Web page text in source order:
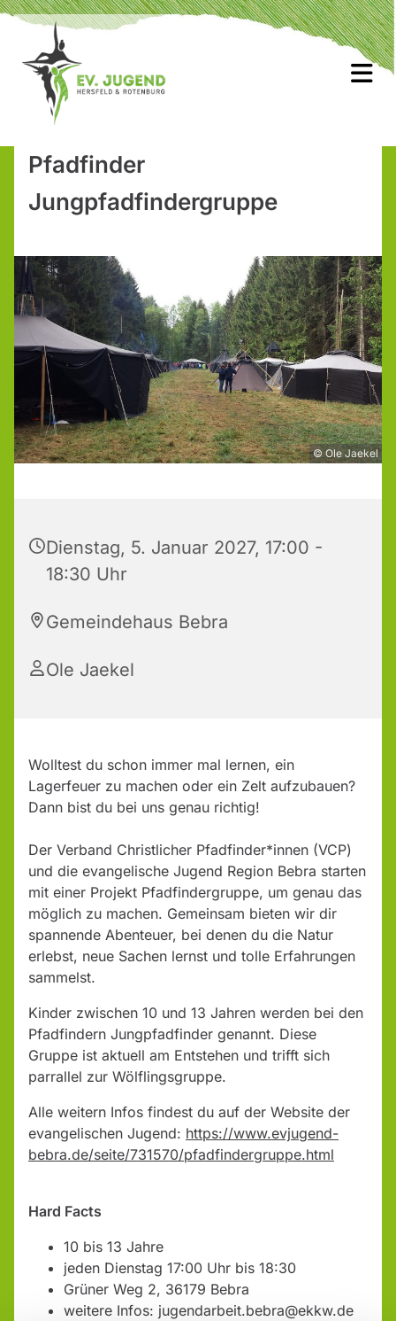
Pfadfinder
Jungpfadfindergruppe
© Ole Jaekel
Dienstag, 5. Januar 2027, 17:00 -
18:30 Uhr
Gemeindehaus Bebra
Ole Jaekel
Wolltest du schon immer mal lernen, ein
Lagerfeuer zu machen oder ein Zelt aufzubauen?
Dann bist du bei uns genau richtig!
Der Verband Christlicher Pfadfinder*innen (VCP)
und die evangelische Jugend Region Bebra starten
mit einer Projekt Pfadfindergruppe, um genau das
möglich zu machen. Gemeinsam bieten wir dir
spannende Abenteuer, bei denen du die Natur
erlebst, neue Sachen lernst und tolle Erfahrungen
sammelst.
Kinder zwischen 10 und 13 Jahren werden bei den
Pfadfindern Jungpfadfinder genannt. Diese
Gruppe ist aktuell am Entstehen und trifft sich
parrallel zur Wölflingsgruppe.
Alle weitern Infos findest du auf der Website der
evangelischen Jugend: https://www.evjugend-
bebra.de/seite/731570/pfadfindergruppe.html
Hard Facts
10 bis 13 Jahre
jeden Dienstag 17:00 Uhr bis 18:30
Grüner Weg 2, 36179 Bebra
weitere Infos: jugendarbeit.bebra@ekkw.de